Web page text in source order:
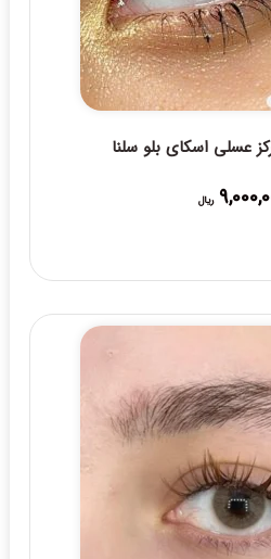
عسلی اسکای بلو سلنا
ریال